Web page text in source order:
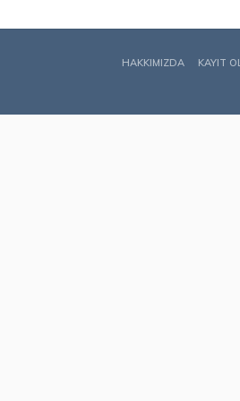
HAKKIMIZDA KAYIT OL